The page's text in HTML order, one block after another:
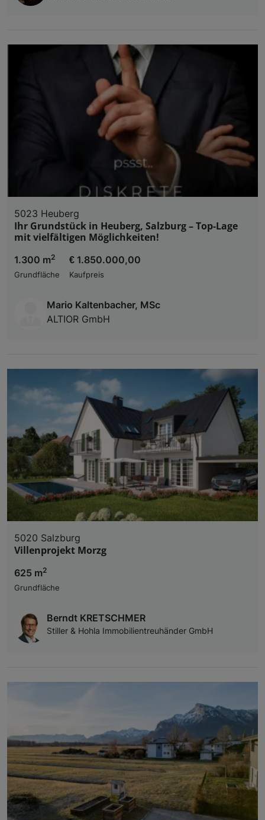
5023 Heuberg
Ihr Grundstück in Heuberg, Salzburg – Top-Lage
mit vielfältigen Möglichkeiten!
1.300 m2
Grundfläche
€ 1.850.000,00
Kaufpreis
Mario Kaltenbacher, MSc
ALTIOR GmbH
5020 Salzburg
Villenprojekt Morzg
625 m2
Grundfläche
Berndt KRETSCHMER
Stiller & Hohla Immobilientreuhänder GmbH